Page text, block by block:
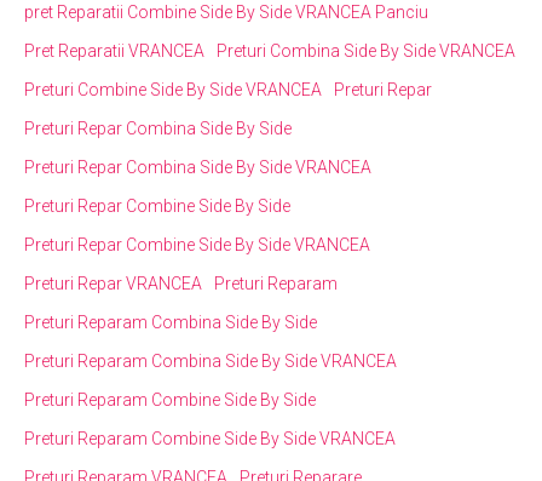
pret Reparatii Combine Side By Side VRANCEA Panciu
Pret Reparatii VRANCEA
Preturi Combina Side By Side VRANCEA
Preturi Combine Side By Side VRANCEA
Preturi Repar
Preturi Repar Combina Side By Side
Preturi Repar Combina Side By Side VRANCEA
Preturi Repar Combine Side By Side
Preturi Repar Combine Side By Side VRANCEA
Preturi Repar VRANCEA
Preturi Reparam
Preturi Reparam Combina Side By Side
Preturi Reparam Combina Side By Side VRANCEA
Preturi Reparam Combine Side By Side
Preturi Reparam Combine Side By Side VRANCEA
Preturi Reparam VRANCEA
Preturi Reparare